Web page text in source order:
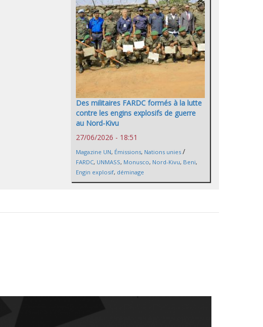
Des militaires FARDC formés à la lutte
contre les engins explosifs de guerre
au Nord-Kivu
27/06/2026 - 18:51
Magazine UN, Émissions, Nations unies /
FARDC, UNMASS, Monusco, Nord-Kivu, Beni,
Engin explosif, déminage